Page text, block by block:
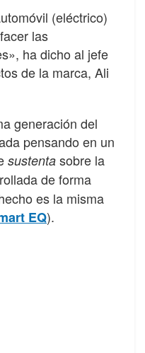
(eléctrico)
las
ha dicho al jefe
de la marca, Ali
generación del
pensando en un
sustenta sobre la
de forma
es la misma
EQ).